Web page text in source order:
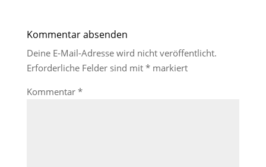
Kommentar absenden
Deine E-Mail-Adresse wird nicht veröffentlicht.
Erforderliche Felder sind mit *markiert
Kommentar *